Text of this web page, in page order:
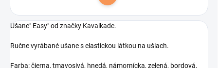
Ušane" Easy" od značky Kavalkade.
Ručne vyrábané ušane s elastickou látkou na ušiach.
Farba: čierna, tmavosivá, hnedá, námornícka, zelená, bordová,